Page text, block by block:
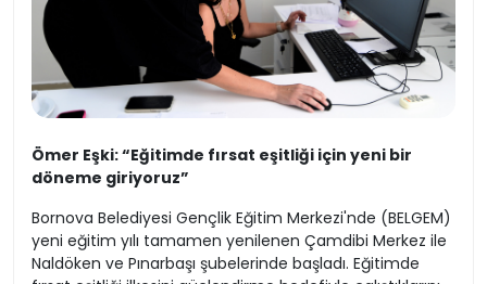
Ömer Eşki: “Eğitimde fırsat eşitliği için yeni bir
döneme giriyoruz”
Bornova Belediyesi Gençlik Eğitim Merkezi'nde (BELGEM)
yeni eğitim yılı tamamen yenilenen Çamdibi Merkez ile